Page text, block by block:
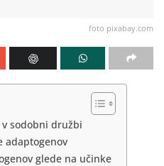
foto pixabay.com
sodobni družbi
adaptogenov
glede na učinke